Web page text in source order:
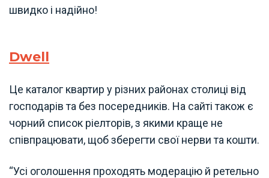
швидко і надійно!
Dwell
Це каталог квартир у різних районах столиці від
господарів та без посередників. На сайті також є
чорний список ріелторів, з якими краще не
співпрацювати, щоб зберегти свої нерви та кошти.
“Усі оголошення проходять модерацію й ретельно